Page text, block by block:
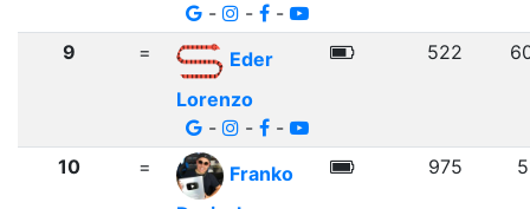
-
- -
9 =
Eder
Lorenzo
-
- -
522
10 =
Franko
975